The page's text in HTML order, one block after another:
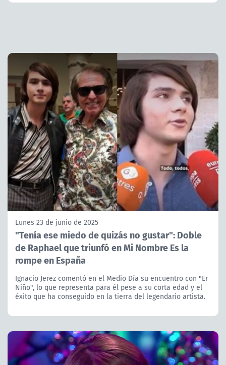
Lunes 23 de junio de 2025
"Tenía ese miedo de quizás no gustar": Doble
de Raphael que triunfó en Mi Nombre Es la
rompe en España
Ignacio Jerez comentó en el Medio Día su encuentro con "Er
Niño", lo que representa para él pese a su corta edad y el
éxito que ha conseguido en la tierra del legendario artista.